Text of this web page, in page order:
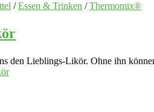
/Essen & Trinken /Thermomix®
den Lieblings-Likör. Ohne ihn